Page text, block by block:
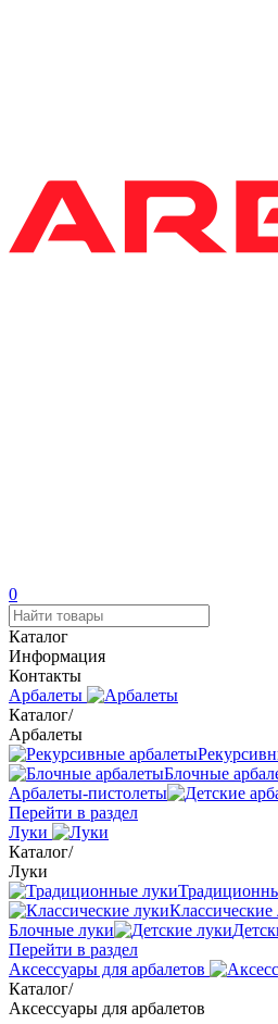
0
Каталог
Информация
Контакты
Арбалеты
Каталог/
Арбалеты
Блочные
Арбалеты-пистолеты
Перейти в раздел
Луки
Каталог/
Луки
Классические
Блочные луки
Перейти в раздел
Аксессуары для арбалетов
Каталог/
Аксессуары для арбалетов